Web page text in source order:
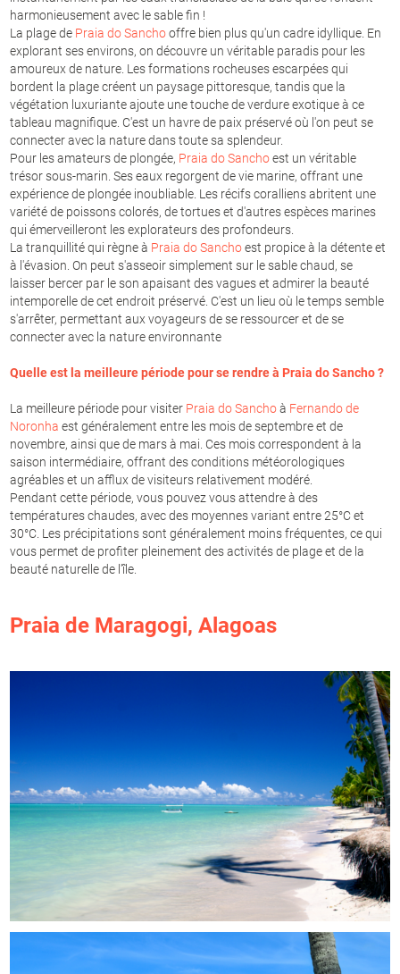
harmonieusement avec le sable fin !
La plage de Praia do Sanchooffre bien plus qu'un cadre idyllique. En
explorant ses environs, on découvre un véritable paradis pour les
amoureux de nature. Les formations rocheuses escarpées qui
bordent la plage créent un paysage pittoresque, tandis que la
végétation luxuriante ajoute une touche de verdure exotique à ce
tableau magnifique. C'est un havre de paix préservé où l'on peut se
connecter avec la nature dans toute sa splendeur.
Pour les amateurs de plongée, Praia do Sanchoest un véritable
trésor sous-marin. Ses eaux regorgent de vie marine, offrant une
expérience de plongée inoubliable. Les récifs coralliens abritent une
variété de poissons colorés, de tortues et d'autres espèces marines
qui émerveilleront les explorateurs des profondeurs.
La tranquillité qui règne à Praia do Sanchoest propice à la détente et
à l'évasion. On peut s'asseoir simplement sur le sable chaud, se
laisser bercer par le son apaisant des vagues et admirer la beauté
intemporelle de cet endroit préservé. C'est un lieu où le temps semble
s'arrêter, permettant aux voyageurs de se ressourcer et de se
connecter avec la nature environnante
Quelle est la meilleure période pour se rendre à Praia do Sancho?
La meilleure période pour visiter Praia do Sanchoà Fernando de
Noronha est généralement entre les mois de septembre et de
novembre, ainsi que de mars à mai. Ces mois correspondent à la
saison intermédiaire, offrant des conditions météorologiques
agréables et un afflux de visiteurs relativement modéré.
Pendant cette période, vous pouvez vous attendre à des
températures chaudes, avec des moyennes variant entre 25°C et
30°C. Les précipitations sont généralement moins fréquentes, ce qui
vous permet de profiter pleinement des activités de plage et de la
beauté naturelle de l'île.
Praia de Maragogi,Alagoas